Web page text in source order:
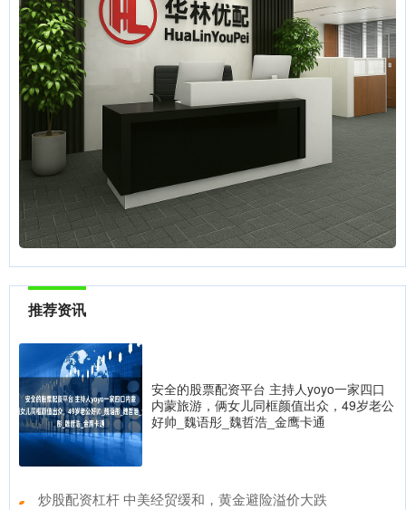
推荐资讯
安全的股票配资平台 主持人yoyo一家四口
内蒙旅游，俩女儿同框颜值出众，49岁老公
好帅_魏语彤_魏哲浩_金鹰卡通
​炒股配资杠杆 中美经贸缓和，黄金避险溢价大跌